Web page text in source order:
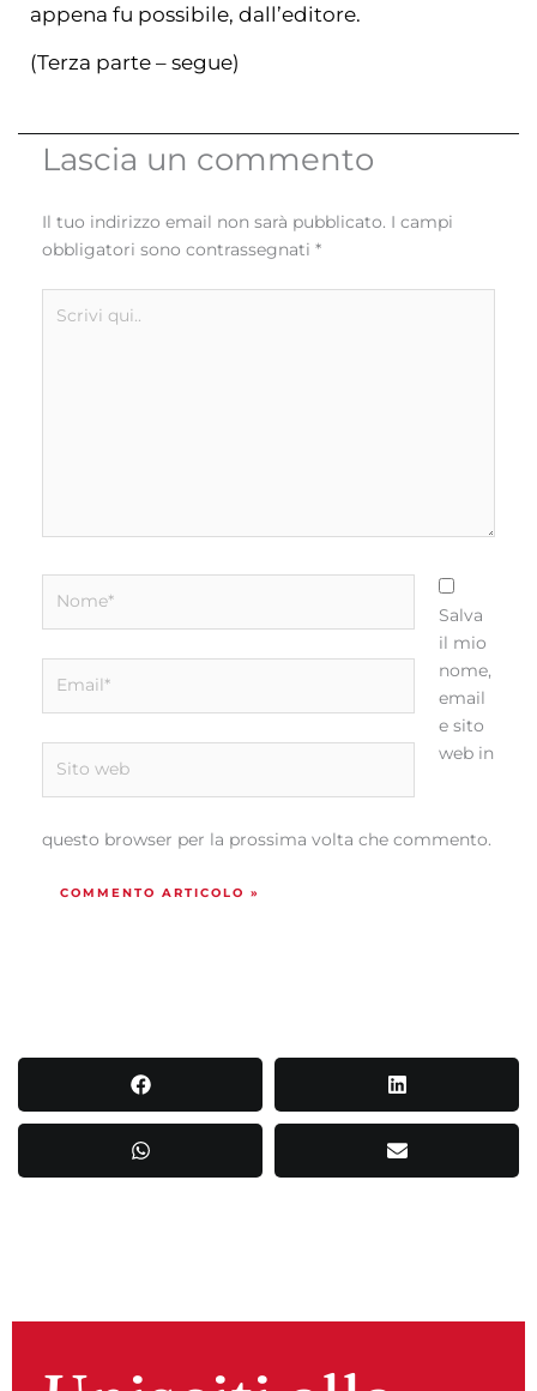
appena fu possibile, dall’editore.
(Terza parte – segue)
Lascia un commento
Il tuo indirizzo email non sarà pubblicato. I campi
obbligatori sono contrassegnati *
qui..
web
Salva
il mio
nome,
email
e sito
web in
questo browser per la prossima volta che commento.